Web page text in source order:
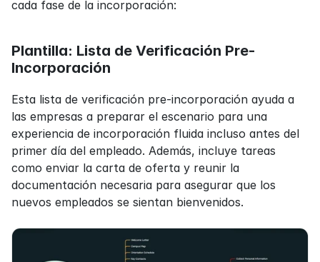
cada fase de la incorporación:
Plantilla: Lista de Verificación Pre-
Incorporación
Esta lista de verificación pre-incorporación ayuda a
las empresas a preparar el escenario para una
experiencia de incorporación fluida incluso antes del
primer día del empleado. Además, incluye tareas
como enviar la carta de oferta y reunir la
documentación necesaria para asegurar que los
nuevos empleados se sientan bienvenidos.